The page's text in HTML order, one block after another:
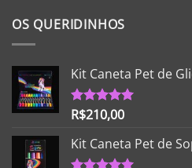
OS QUERIDINHOS
Kit Caneta Pet de
Avaliação
R$210,00
Kit Caneta Pet de